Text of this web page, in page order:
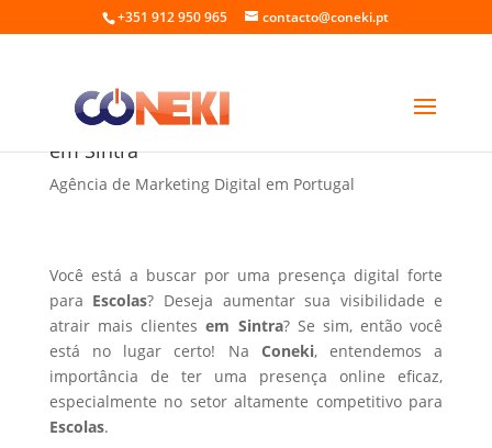
+351 912 950 965 contacto@coneki.pt
Agência de marketing digital para Escolas
em Sintra
Agência de Marketing Digital em Portugal
Você está a buscar por uma presença digital forte
para Escolas? Deseja aumentar sua visibilidade e
atrair mais clientesem Sintra? Se sim, então você
está no lugar certo! Na Coneki, entendemos a
importância de ter uma presença online eficaz,
especialmente no setor altamente competitivo para
Escolas.